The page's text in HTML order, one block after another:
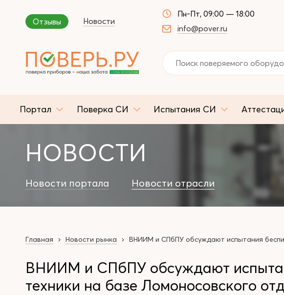
Отзывы Новости
Пн-Пт, 09:00 — 18:00
info@pover.ru
Портал Поверка СИ Испытания СИ
НОВОСТИ
Новости портала Новости отрасли
Главная Новости рынка ВНИИМ и СПбПУ обсуждают испытания
ВНИИМ и СПбПУ обсуждают
техники на базе Ломоносовского